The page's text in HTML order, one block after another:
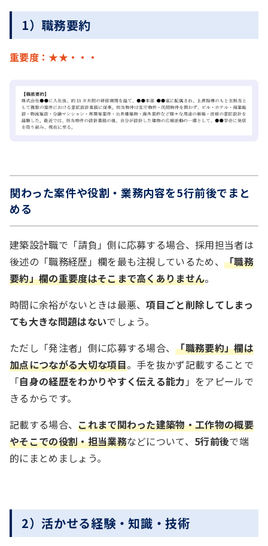
1）職務要約
重要度：★★・・・
関わった案件や役割・業務内容を5行前後でまと
める
建築設計職で「請負」側に応募する場合、採用担当者は
後述の「職務経歴」欄を最も注視しているため、「職務
要約」欄の重要度はそこまで高くありません。
時間に余裕がないときは最悪、項目ごと削除してしまっ
ても大きな問題はないでしょう。
ただし「発注者」側に応募する場合、「職務要約」欄は
加点につながる大切な項目。手を抜かず記載することで
「自身の経歴をわかりやすく伝える能力 」をアピールで
きるからです。
記載する場合、これまで関わった建築物・工作物の概要
やそこでの役割・担当業務などについて、 5行前後で端
的にまとめましょう。
2）活かせる経験・知識・技術